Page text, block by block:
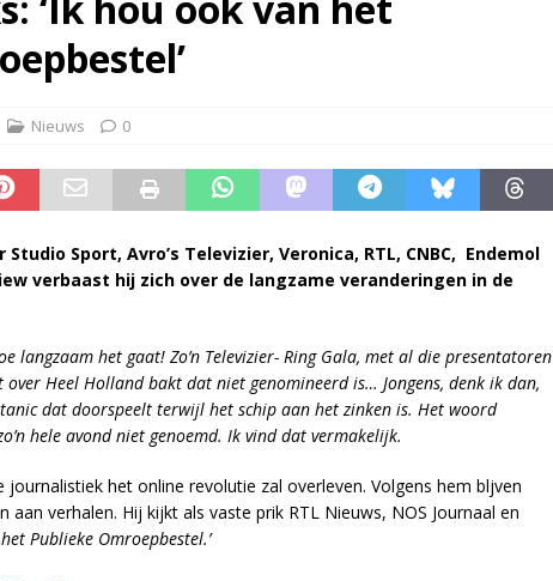
Nieuws 0
Sport, Avro’s Televizier, Veronica, RTL, CNBC, Endemol
verbaast hij zich over de langzame veranderingen in de
langzaam het gaat! Zo’n Televizier- Ring Gala, met al die presentatoren
over Heel Holland bakt dat niet genomineerd is… Jongens, denk ik dan,
dat doorspeelt terwijl het schip aan het zinken is. Het woord
hele avond niet genoemd. Ik vind dat vermakelijk.
het online revolutie zal overleven. Volgens hem bljven
verhalen. Hij kijkt als vaste prik RTL Nieuws, NOS Journaal en
Publieke Omroepbestel.’